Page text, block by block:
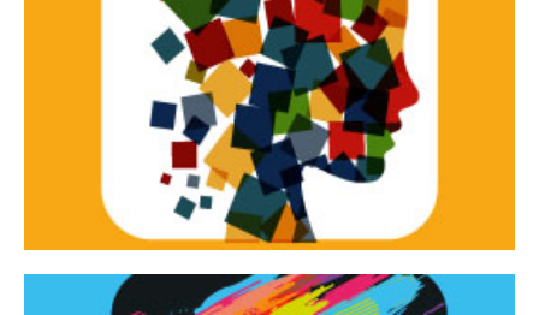
Tracce dinamiche
Tracce Dinamiche è una rassegna di teatro
d’innovazione e sperimentale.
Continua